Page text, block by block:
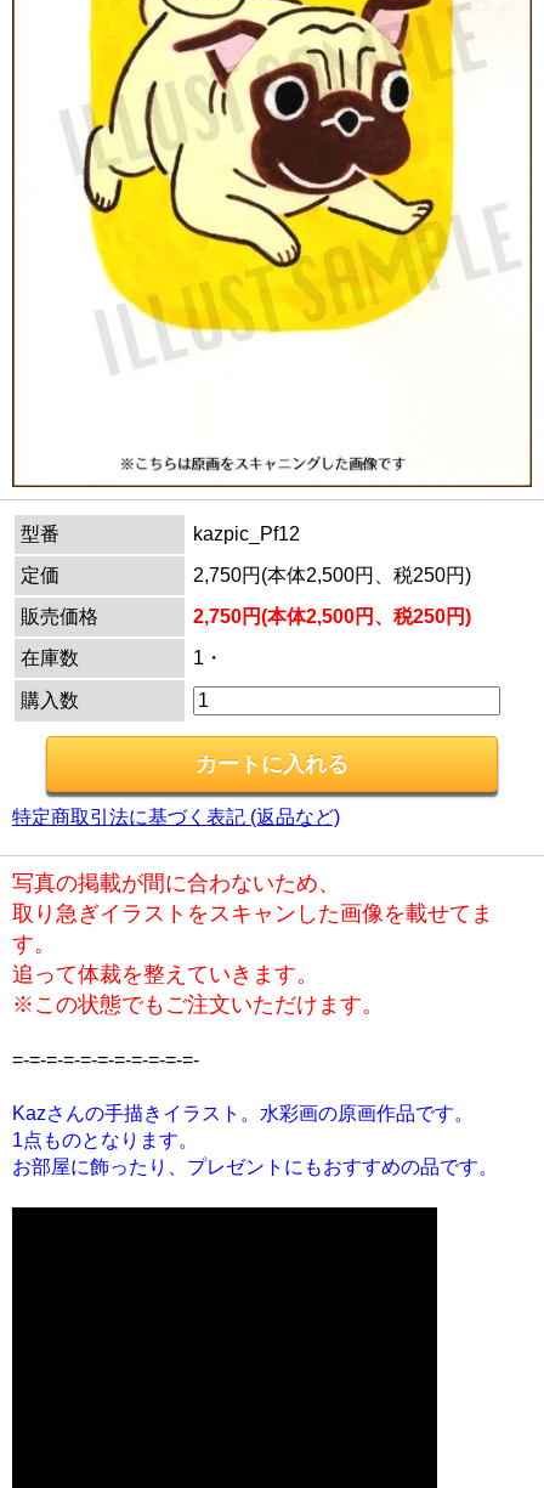
型番
kazpic_Pf12
定価
2,750円(本体2,500円、税250円)
販売価格
2,750円(本体2,500円、税250円)
在庫数
1・
購入数
特定商取引法に基づく表記 (返品など)
写真の掲載が間に合わないため、
取り急ぎイラストをスキャンした画像を載せてま
す。
追って体裁を整えていきます。
※この状態でもご注文いただけます。
=-=-=-=-=-=-=-=-=-=-=-
Kazさんの手描きイラスト。水彩画の原画作品です。
1点ものとなります。
お部屋に飾ったり、プレゼントにもおすすめの品です。